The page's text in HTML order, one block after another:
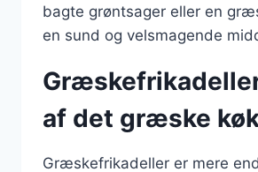
bagte grøntsager eller en
en sund og velsmagende
af det græske
Græskefrikadeller er mere